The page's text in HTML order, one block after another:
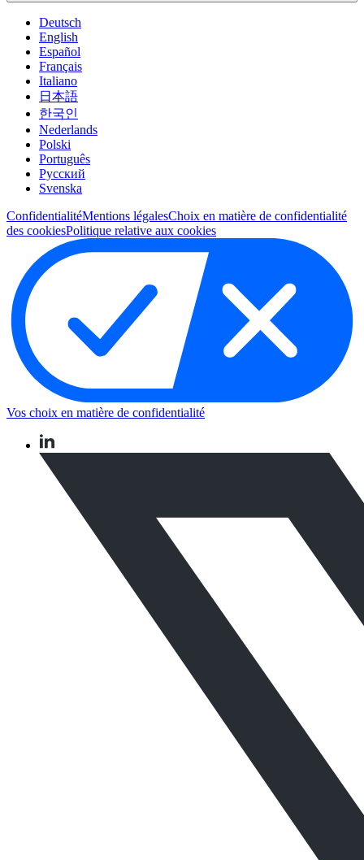
Deutsch
English
Español
Français
Italiano
日本語
한국인
Nederlands
Polski
Português
Pусский
Svenska
ConfidentialitéMentions légalesChoix en matière de confidentialité
des cookiesPolitique relative aux cookies
Vos choix en matière de confidentialité